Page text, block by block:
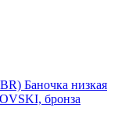
Баночка низкая
бронза